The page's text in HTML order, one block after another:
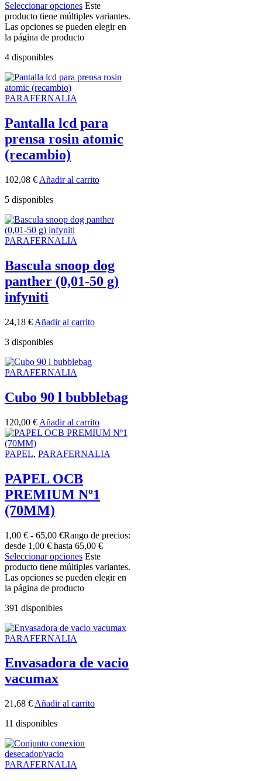
Seleccionar opciones Este
producto tiene múltiples variantes.
Las opciones se pueden elegir en
la página de producto
4 disponibles
PARAFERNALIA
Pantalla lcd para
prensa rosin atomic
(recambio)
102,08 € Añadir al carrito
5 disponibles
PARAFERNALIA
Bascula snoop dog
panther (0,01-50 g)
infyniti
24,18 € Añadir al carrito
3 disponibles
PARAFERNALIA
Cubo 90 l bubblebag
120,00 € Añadir al carrito
PAPEL, PARAFERNALIA
PAPEL OCB
PREMIUM Nº1
(70MM)
1,00 € - 65,00 €Rango de precios:
desde 1,00 € hasta 65,00 €
Seleccionar opciones Este
producto tiene múltiples variantes.
Las opciones se pueden elegir en
la página de producto
391 disponibles
PARAFERNALIA
Envasadora de vacio
vacumax
21,68 € Añadir al carrito
11 disponibles
PARAFERNALIA